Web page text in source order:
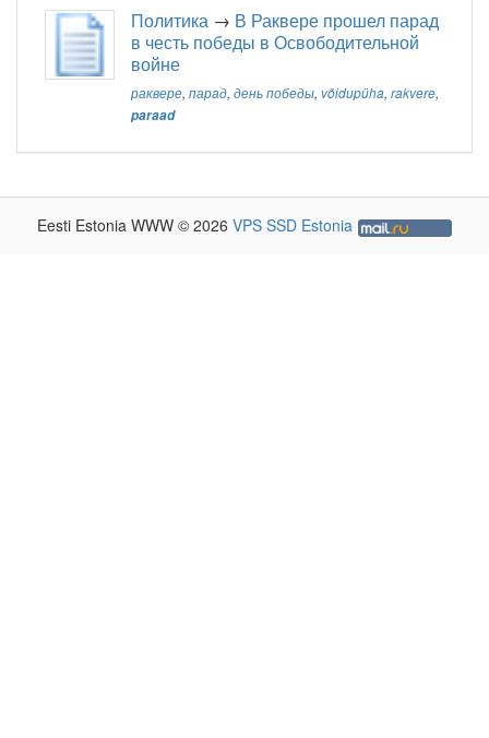
Политика → В Раквере прошел парад
в честь победы в Освободительной
войне
раквере, парад, день победы, võidupüha, rakvere,
paraad
Eesti Estonia WWW © 2026 VPS SSD Estonia